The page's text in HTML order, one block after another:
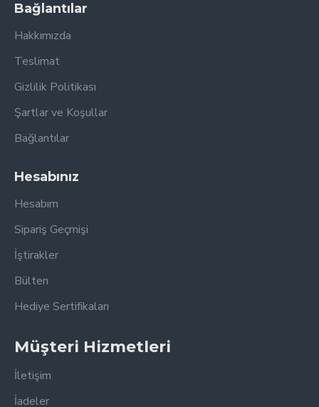
Bağlantılar
Hakkımızda
Teslimat
Gizlilik Politikası
Şartlar ve Koşullar
Bağlantılar
Hesabınız
Hesabım
Sipariş Geçmişi
İştirakler
Bülten
Hediye Sertifikaları
Müşteri Hizmetleri
İletişim
İadeler